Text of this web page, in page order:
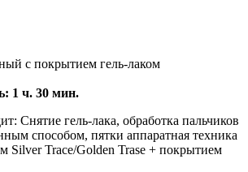
с покрытием гель-лаком
1 ч. 30 мин.
Снятие гель-лака, обработка пальчиков
способом, пятки аппаратная техника
Silver Trace/Golden Trase + покрытием